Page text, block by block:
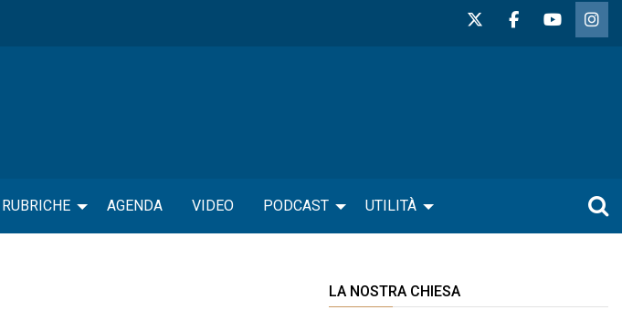
RUBRICHE AGENDA VIDEO PODCAST UTILITÀ
LA NOSTRA CHIESA